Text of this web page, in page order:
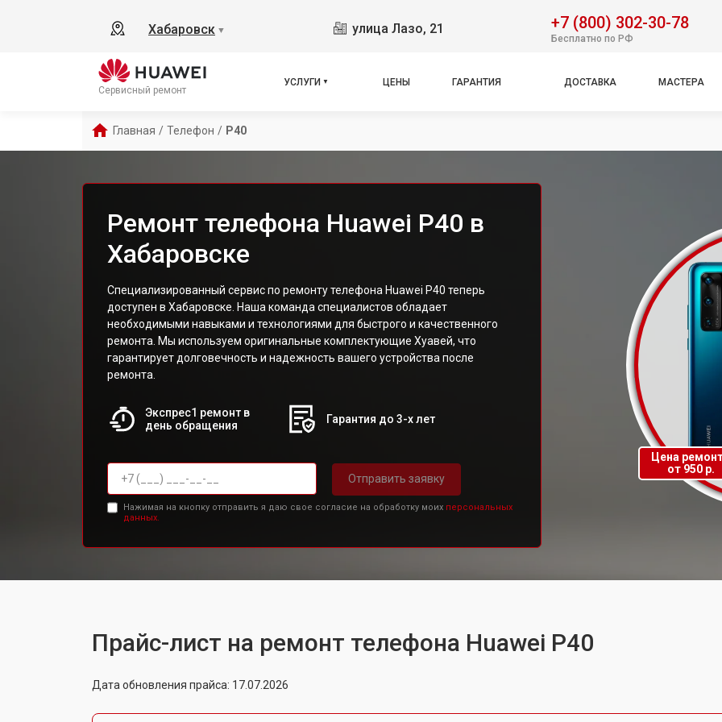
Хабаровск ▼ улица Лазо, 21 +7 (800) 302-30-78
Бесплатно по РФ
Сервисный ремонт
УСЛУГИ ЦЕНЫ ГАРАНТИЯ ДОСТАВКА МАСТЕРА
Главная / Телефон / P40
Ремонт телефона Huawei P40 в
Хабаровске
Специализированный сервис по ремонту телефона Huawei P40 теперь
доступен в Хабаровске. Наша команда специалистов обладает
необходимыми навыками и технологиями для быстрого и качественного
ремонта. Мы используем оригинальные комплектующие Хуавей, что
гарантирует долговечность и надежность вашего устройства после
ремонта.
Экспрес1 ремонт в
день обращения
Гарантия до 3-х лет
Отправить заявку
Нажимая на кнопку отправить я даю свое согласие на обработку моих персональных
данных.
Цена
от 950 р.
Прайс-лист на ремонт телефона Huawei P40
Дата обновления прайса: 17.07.2026